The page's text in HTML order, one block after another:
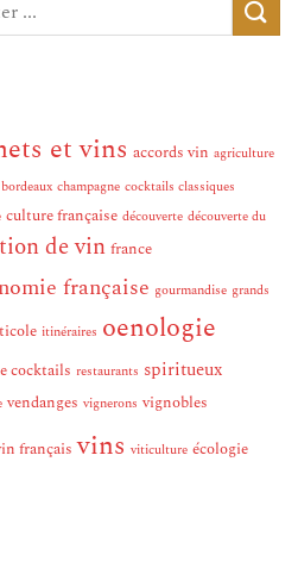
et vins accords vin agriculture
bordeaux champagne cocktails classiques
culture française découverte découverte du
de vin france
française gourmandise grands
itinéraires oenologie
cocktails restaurants spiritueux
vendanges vignerons vignobles
français vins viticulture écologie